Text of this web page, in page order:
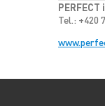
Tel.: +420